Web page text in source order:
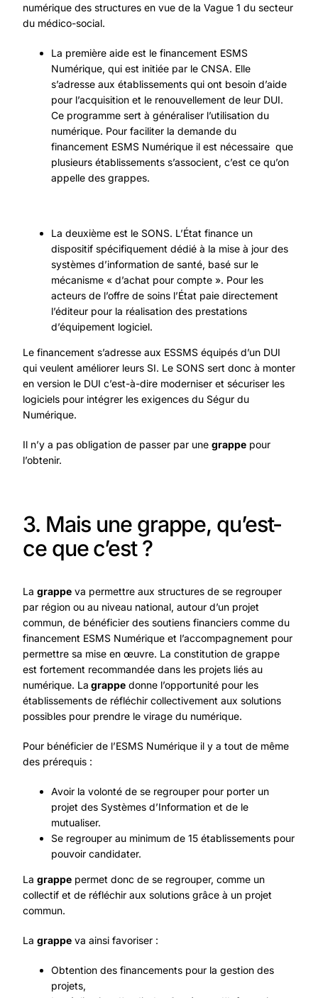
numérique des structures en vue de la Vague 1 du secteur
du médico-social.
La première aide est le financement ESMS
Numérique, qui est initiée par le CNSA. Elle
s’adresse aux établissements qui ont besoin d’aide
pour l’acquisition et le renouvellement de leur DUI.
Ce programme sert à généraliser l’utilisation du
numérique. Pour faciliter la demande du
financement ESMS Numérique il est nécessaire que
plusieurs établissements s’associent, c’est ce qu’on
appelle des grappes.
La deuxième est le SONS. L’État finance un
dispositif spécifiquement dédié à la mise à jour des
systèmes d’information de santé, basé sur le
mécanisme « d’achat pour compte ». Pour les
acteurs de l’offre de soins l’État paie directement
l’éditeur pour la réalisation des prestations
d’équipement logiciel.
Le financement s’adresse aux ESSMS équipés d’un DUI
qui veulent améliorer leurs SI. Le SONS sert donc à monter
en version le DUI c’est-à-dire moderniser et sécuriser les
logiciels pour intégrer les exigences du Ségur du
Numérique.
Il n’y a pas obligation de passer par une grappepour
l’obtenir.
3. Mais une grappe, qu’est-
ce que c’est ?
La grappeva permettre aux structures de se regrouper
par région ou au niveau national, autour d’un projet
commun, de bénéficier des soutiens financiers comme du
financement ESMS Numérique et l’accompagnement pour
permettre sa mise en œuvre. La constitution de grappe
est fortement recommandée dans les projets liés au
numérique. La grappedonne l’opportunité pour les
établissements de réfléchir collectivement aux solutions
possibles pour prendre le virage du numérique.
Pour bénéficier de l’ESMS Numérique il y a tout de même
des prérequis :
Avoir la volonté de se regrouper pour porter un
projet des Systèmes d’Information et de le
mutualiser.
Se regrouper au minimum de 15 établissements pour
pouvoir candidater.
La grappepermet donc de se regrouper, comme un
collectif et de réfléchir aux solutions grâce à un projet
commun.
La grappeva ainsi favoriser :
Obtention des financements pour la gestion des
projets,